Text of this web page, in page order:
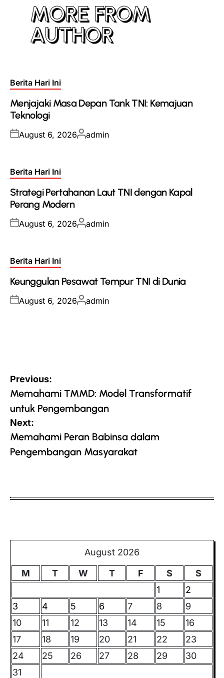
MORE FROM
AUTHOR
Posted
Berita Hari Ini
Menjajaki Masa Depan Tank TNI: Kemajuan
Teknologi
Posted
August 6, 2026Posted
admin
Posted
Berita Hari Ini
Strategi Pertahanan Laut TNI dengan Kapal
Perang Modern
Posted
August 6, 2026Posted
admin
Posted
Berita Hari Ini
Keunggulan Pesawat Tempur TNI di Dunia
Posted
August 6, 2026Posted
admin
Post
navigation
Previous:
Memahami TMMD: Model Transformatif
untuk Pengembangan
Next:
Memahami Peran Babinsa dalam
Pengembangan Masyarakat
August 2026
M
T W T F S
S
1
2
3
4 5 6 7 8
9
10
11 12 13 14 15
16
17
18 19 20 21 22
23
24
25 26 27 28 29
30
31